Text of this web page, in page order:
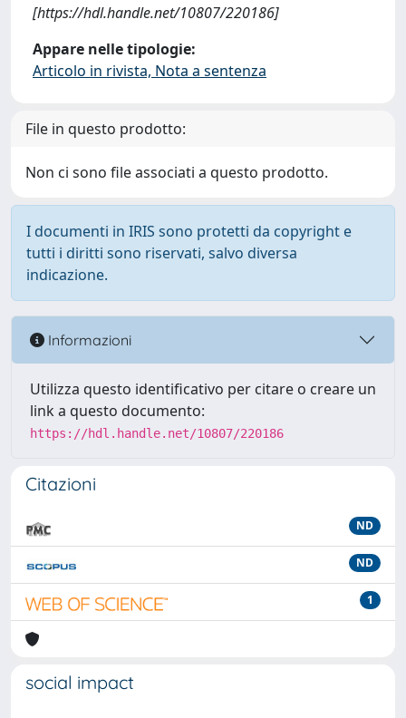
[https://hdl.handle.net/10807/220186]
Appare nelle tipologie:
Articolo in rivista, Nota a sentenza
File in questo prodotto:
Non ci sono file associati a questo prodotto.
I documenti in IRIS sono protetti da copyright e
tutti i diritti sono riservati, salvo diversa
indicazione.
Informazioni
Utilizza questo identificativo per citare o creare un
link a questo documento:
https://hdl.handle.net/10807/220186
Citazioni
ND
ND
1
social impact